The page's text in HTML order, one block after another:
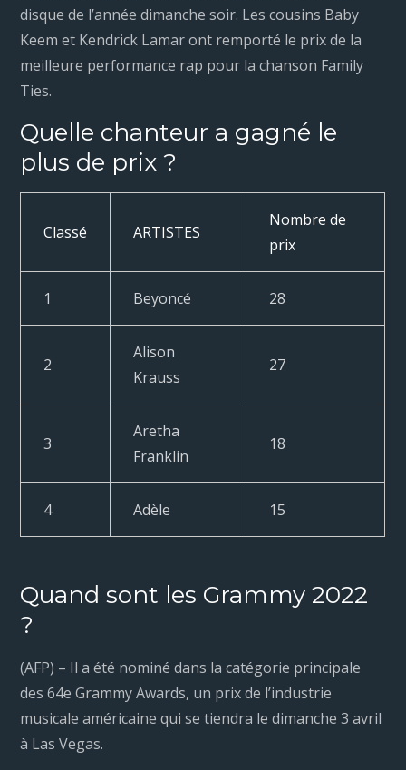
disque de l’année dimanche soir. Les cousins ​​​​Baby
Keem et Kendrick Lamar ont remporté le prix de la
meilleure performance rap pour la chanson Family
Ties.
Quelle chanteur a gagné le
plus de prix ?
Classé ARTISTES
Nombre de
prix
1 Beyoncé 28
2
Alison
Krauss
27
3
Aretha
Franklin
18
4 Adèle 15
Quand sont les Grammy 2022
?
(AFP) – Il a été nominé dans la catégorie principale
des 64e Grammy Awards, un prix de l’industrie
musicale américaine qui se tiendra le dimanche 3 avril
à Las Vegas.